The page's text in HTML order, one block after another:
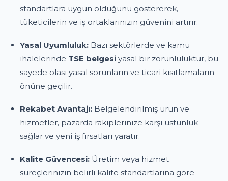
standartlara uygun olduğunu göstererek,
tüketicilerin ve iş ortaklarınızın güvenini artırır.
Yasal Uyumluluk: Bazı sektörlerde ve kamu
ihalelerinde TSE belgesi yasal bir zorunluluktur, bu
sayede olası yasal sorunların ve ticari kısıtlamaların
önüne geçilir.
Rekabet Avantajı: Belgelendirilmiş ürün ve
hizmetler, pazarda rakiplerinize karşı üstünlük
sağlar ve yeni iş fırsatları yaratır.
Kalite Güvencesi: Üretim veya hizmet
süreçlerinizin belirli kalite standartlarına göre